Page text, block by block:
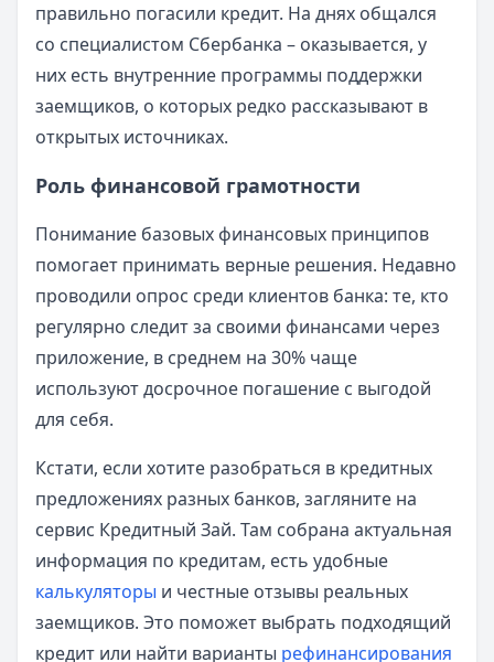
правильно погасили кредит. На днях общался
со специалистом Сбербанка – оказывается, у
них есть внутренние программы поддержки
заемщиков, о которых редко рассказывают в
открытых источниках.
Роль финансовой грамотности
Понимание базовых финансовых принципов
помогает принимать верные решения. Недавно
проводили опрос среди клиентов банка: те, кто
регулярно следит за своими финансами через
приложение, в среднем на 30% чаще
используют досрочное погашение с выгодой
для себя.
Кстати, если хотите разобраться в кредитных
предложениях разных банков, загляните на
сервис Кредитный Зай. Там собрана актуальная
информация по кредитам, есть удобные
калькуляторы и честные отзывы реальных
заемщиков. Это поможет выбрать подходящий
кредит или найти варианты рефинансирования